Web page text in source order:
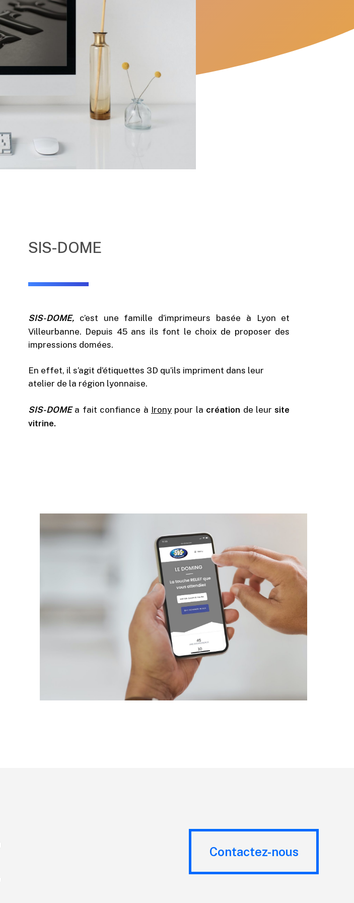
SIS-DOME
SIS-DOME, c’est une famille d’imprimeurs basée à Lyon et
Villeurbanne. Depuis 45 ans ils font le choix de proposer des
impressions domées.
En effet, il s’agit d’étiquettes 3D qu’ils impriment dans leur
atelier de la région lyonnaise.
SIS-DOMEa fait confiance à Ironypour la création de leursite
vitrine.
Contactez-nous
Contactez-nous